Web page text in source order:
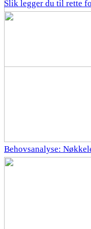
Slik legger du til rette
Behovsanalyse: